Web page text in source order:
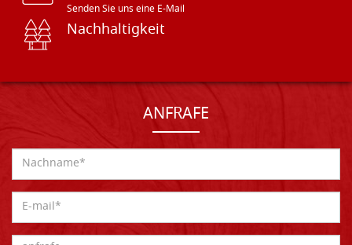
Senden Sie uns eine E-Mail
Nachhaltigkeit
ANFRAFE